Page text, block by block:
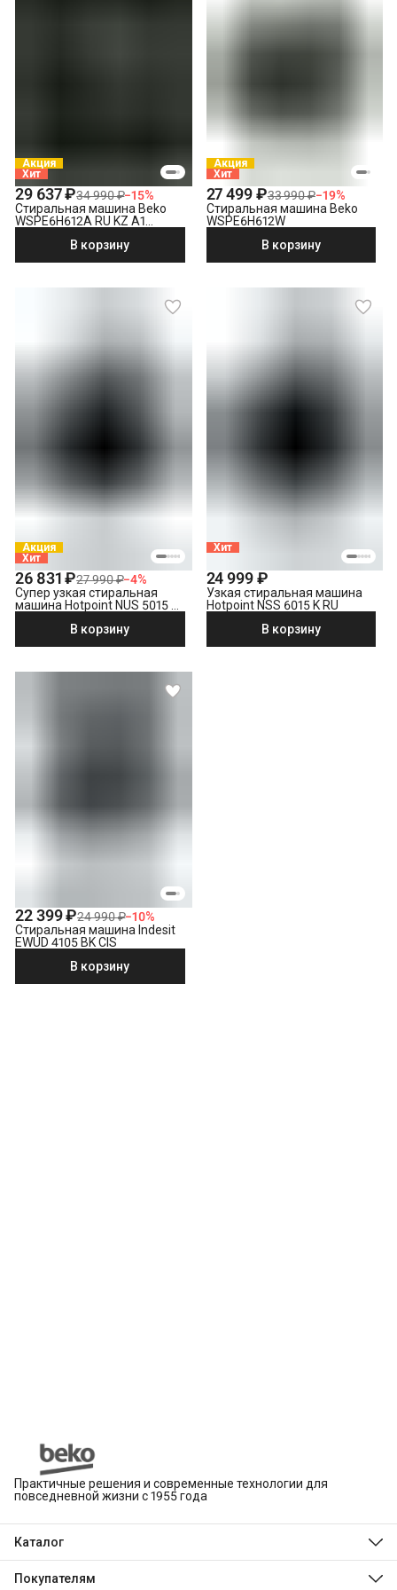
Демонтаж отдельностоящей стиральной машины
Утилизация техники
Акция
Хит
29 637 ₽34 990 ₽−15%
Стиральная машина Beko
WSPE6H612A RU KZ A1
В корзину
Акция
Хит
27 499 ₽33 990 ₽−19%
Стиральная машина Beko
WSPE6H612W
В корзину
Акция
Хит
26 831 ₽27 990 ₽−4%
Супер узкая стиральная
машина Hotpoint NUS 5015 S
В корзину
Хит
24 999 ₽
Узкая стиральная машина
Hotpoint NSS 6015 K RU
В корзину
22 399 ₽24 990 ₽−10%
Стиральная машина Indesit
EWUD 4105 BK CIS
В корзину
Практичные решения и современные технологии для
повседневной жизни с 1955 года
Каталог
Hotpoint
Покупателям